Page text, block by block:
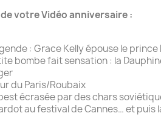
votre Vidéo anniversaire :
: Grace Kelly épouse le prince
bombe fait sensation : la
du Paris/Roubaix
écrasée par des chars
au festival de Cannes… et puis